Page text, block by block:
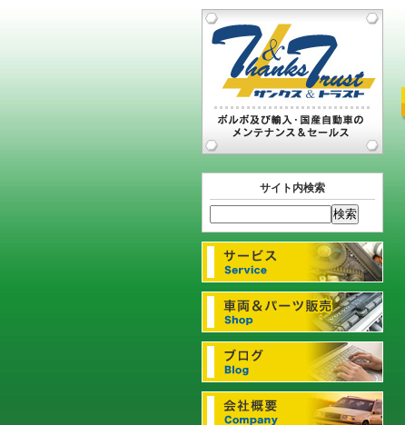
サイト内検索